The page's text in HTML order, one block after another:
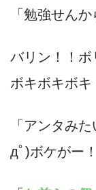
「勉強せん
バリン！！ボ
ボキボキボキ
「アンタみ
дﾟ)ボケがー